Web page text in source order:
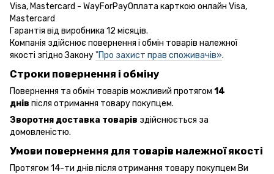
Visa, Mastercard - WayForPayОплата карткою онлайн Visa,
Mastercard
Гарантія від виробника 12 місяців.
Компанія здійснює повернення і обмін товарів належної
якості згідно Закону"Про захист прав споживачів».
Строки повернення і обміну
Повернення та обмін товарів можливий протягом 14
днів після отримання товару покупцем.
Зворотня доставка товарів здійснюється за
домовленістю.
Умови повернення для товарів належної якості
Протягом 14-ти днів після отримання товару покупцем Ви